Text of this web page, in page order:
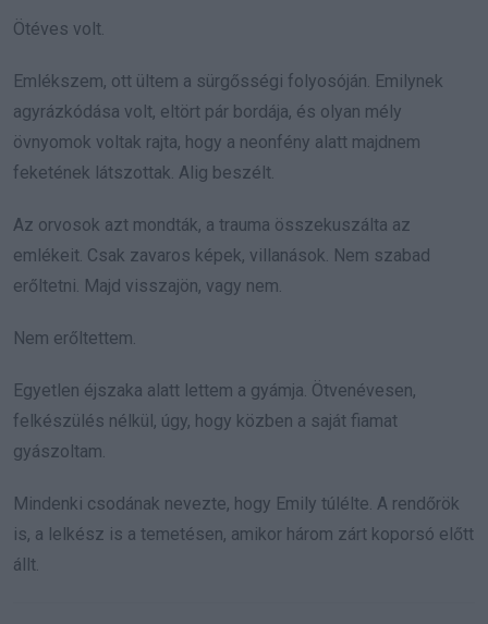
Ötéves volt.
Emlékszem, ott ültem a sürgősségi folyosóján. Emilynek
agyrázkódása volt, eltört pár bordája, és olyan mély
övnyomok voltak rajta, hogy a neonfény alatt majdnem
feketének látszottak. Alig beszélt.
Az orvosok azt mondták, a trauma összekuszálta az
emlékeit. Csak zavaros képek, villanások. Nem szabad
erőltetni. Majd visszajön, vagy nem.
Nem erőltettem.
Egyetlen éjszaka alatt lettem a gyámja. Ötvenévesen,
felkészülés nélkül, úgy, hogy közben a saját fiamat
gyászoltam.
Mindenki csodának nevezte, hogy Emily túlélte. A rendőrök
is, a lelkész is a temetésen, amikor három zárt koporsó előtt
állt.